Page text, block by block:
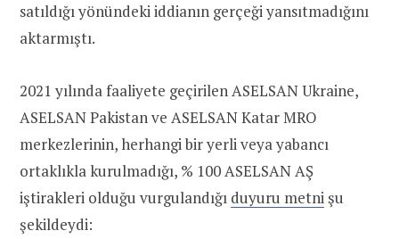
satıldığı yönündeki iddianın gerçeği yansıtmadığını
aktarmıştı.
2021 yılında faaliyete geçirilen ASELSAN Ukraine,
ASELSAN Pakistan ve ASELSAN Katar MRO
merkezlerinin, herhangi bir yerli veya yabancı
ortaklıkla kurulmadığı, % 100 ASELSAN AŞ
iştirakleri olduğu vurgulandığı duyuru metni şu
şekildeydi: